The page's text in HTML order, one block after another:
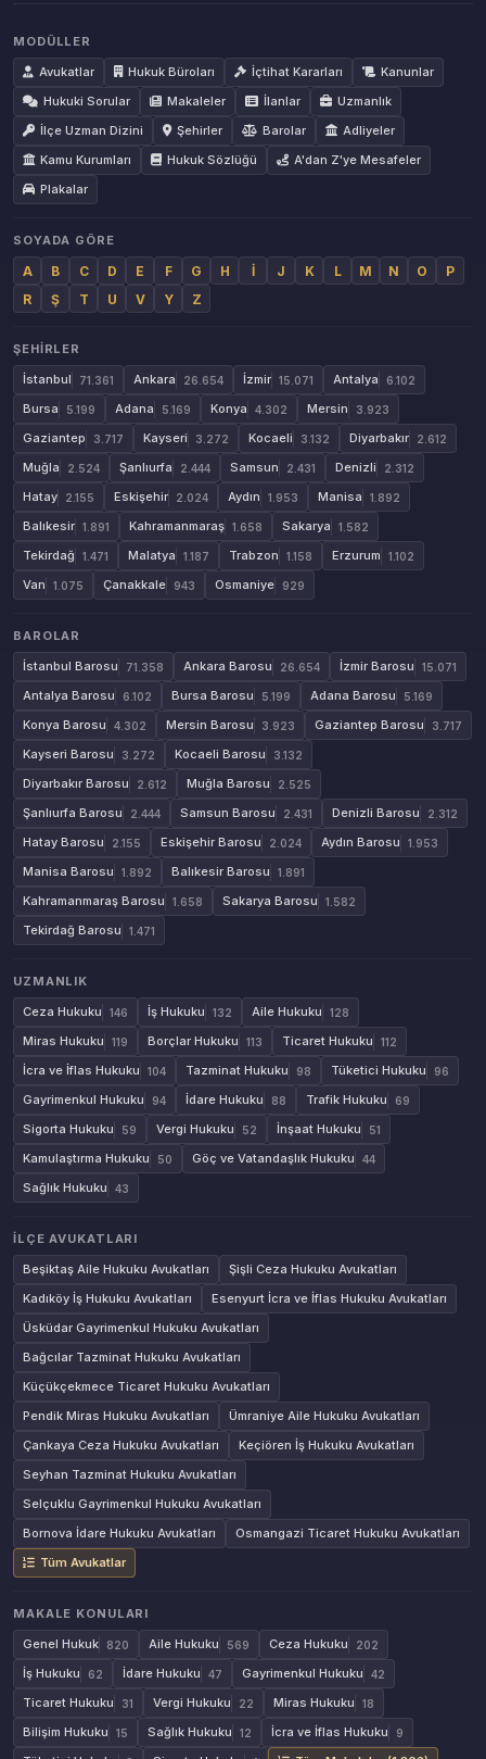
MODÜLLER
Avukatlar
Hukuk Büroları İçtihat Kararları
Kanunlar
Hukuki Sorular
Makaleler İlanlar
Uzmanlık
İlçe Uzman Dizini
Şehirler Barolar
Adliyeler
Kamu Kurumları
Hukuk Sözlüğü
A'dan Z'ye Mesafeler
Plakalar
SOYADA GÖRE
A B C D E F G H İ J K L M N O
P
R
Ş T U V Y Z
ŞEHIRLER
İstanbul
71.361 Ankara 26.654 İzmir 15.071 Antalya 6.102
Bursa 5.199 Adana 5.169 Konya 4.302 Mersin 3.923
Gaziantep 3.717 Kayseri 3.272 Kocaeli 3.132 Diyarbakır 2.612
Muğla 2.524 Şanlıurfa 2.444 Samsun 2.431 Denizli 2.312
Hatay 2.155 Eskişehir 2.024 Aydın 1.953 Manisa 1.892
Balıkesir 1.891 Kahramanmaraş 1.658 Sakarya 1.582
Tekirdağ 1.471 Malatya 1.187 Trabzon 1.158 Erzurum 1.102
Van 1.075 Çanakkale 943 Osmaniye 929
BAROLAR
İstanbul Barosu
71.358 Ankara Barosu 26.654 İzmir Barosu 15.071
Antalya Barosu 6.102 Bursa Barosu 5.199 Adana Barosu 5.169
Konya Barosu 4.302 Mersin Barosu 3.923 Gaziantep Barosu 3.717
Kayseri Barosu 3.272 Kocaeli Barosu 3.132
Diyarbakır Barosu 2.612 Muğla Barosu 2.525
Şanlıurfa Barosu 2.444 Samsun Barosu 2.431 Denizli Barosu 2.312
Hatay Barosu 2.155 Eskişehir Barosu 2.024 Aydın Barosu 1.953
Manisa Barosu 1.892 Balıkesir Barosu 1.891
Kahramanmaraş Barosu 1.658 Sakarya Barosu 1.582
Tekirdağ Barosu 1.471
UZMANLIK
Ceza Hukuku
146 İş Hukuku 132 Aile Hukuku 128
Miras Hukuku 119 Borçlar Hukuku 113 Ticaret Hukuku 112
İcra ve İflas Hukuku 104 Tazminat Hukuku 98 Tüketici Hukuku 96
Gayrimenkul Hukuku 94 İdare Hukuku 88 Trafik Hukuku 69
Sigorta Hukuku 59 Vergi Hukuku 52 İnşaat Hukuku 51
Kamulaştırma Hukuku 50 Göç ve Vatandaşlık Hukuku 44
Sağlık Hukuku 43
İLÇE AVUKATLARI
Beşiktaş Aile Hukuku Avukatları
Şişli Ceza Hukuku Avukatları
Kadıköy İş Hukuku Avukatları
Esenyurt İcra ve İflas Hukuku Avukatları
Üsküdar Gayrimenkul Hukuku Avukatları
Bağcılar Tazminat Hukuku Avukatları
Küçükçekmece Ticaret Hukuku Avukatları
Pendik Miras Hukuku Avukatları
Ümraniye Aile Hukuku Avukatları
Çankaya Ceza Hukuku Avukatları
Keçiören İş Hukuku Avukatları
Seyhan Tazminat Hukuku Avukatları
Selçuklu Gayrimenkul Hukuku Avukatları
Bornova İdare Hukuku Avukatları
Osmangazi Ticaret Hukuku Avukatları
Tüm Avukatlar
MAKALE KONULARI
Genel Hukuk
820 Aile Hukuku 569 Ceza Hukuku 202
İş Hukuku 62 İdare Hukuku 47 Gayrimenkul Hukuku 42
Ticaret Hukuku 31 Vergi Hukuku 22 Miras Hukuku 18
Bilişim Hukuku 15 Sağlık Hukuku 12 İcra ve İflas Hukuku 9